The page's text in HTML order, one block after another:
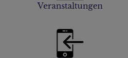
Veranstaltungen